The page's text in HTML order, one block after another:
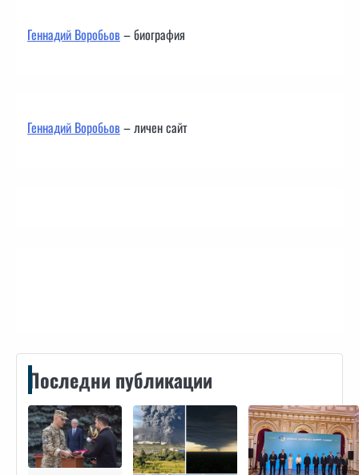
Геннадий Воробьов– биография
Геннадий Воробьов– личен сайт
Последни публикации